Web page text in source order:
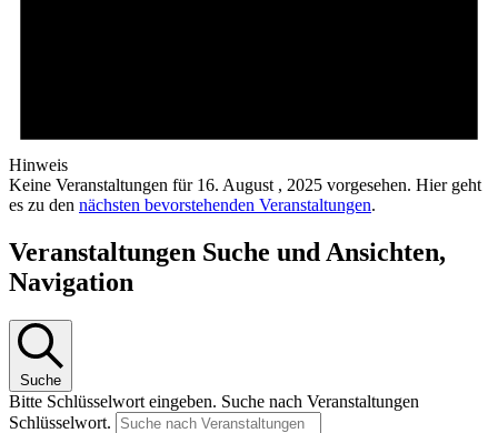
Hinweis
Keine Veranstaltungen für 16. August , 2025 vorgesehen. Hier geht
es zu den nächsten bevorstehenden Veranstaltungen.
Veranstaltungen Suche und Ansichten,
Navigation
Suche
Bitte Schlüsselwort eingeben. Suche nach Veranstaltungen
Schlüsselwort.